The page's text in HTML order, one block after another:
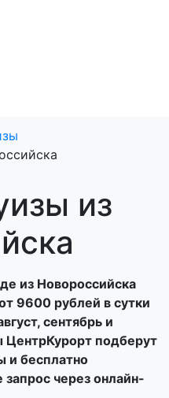
из
из Новороссийска
9600 рублей в сутки
сентябрь и
подберут
и бесплатно
через онлайн-